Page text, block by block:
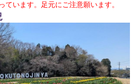
ています。足元にご注意願います。